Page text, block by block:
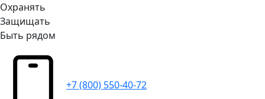
Охранять
Защищать
Быть рядом
+7 (800) 550-40-72